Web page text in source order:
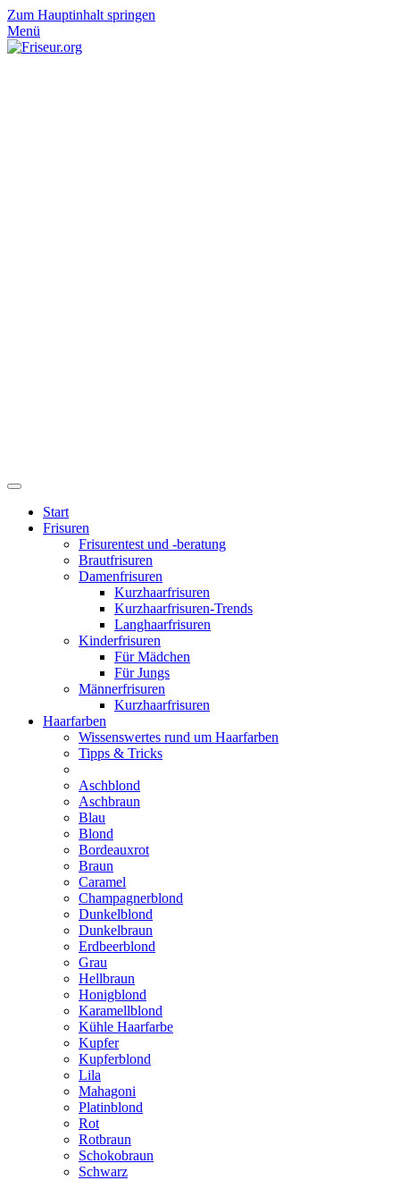
Zum Hauptinhalt springen
Menü
Start
Frisuren
Frisurentest und -beratung
Brautfrisuren
Damenfrisuren
Kurzhaarfrisuren
Kurzhaarfrisuren-Trends
Langhaarfrisuren
Kinderfrisuren
Für Mädchen
Für Jungs
Männerfrisuren
Kurzhaarfrisuren
Haarfarben
Wissenswertes rund um Haarfarben
Tipps & Tricks
Aschblond
Aschbraun
Blau
Blond
Bordeauxrot
Braun
Caramel
Champagnerblond
Dunkelblond
Dunkelbraun
Erdbeerblond
Grau
Hellbraun
Honigblond
Karamellblond
Kühle Haarfarbe
Kupfer
Kupferblond
Lila
Mahagoni
Platinblond
Rot
Rotbraun
Schokobraun
Schwarz